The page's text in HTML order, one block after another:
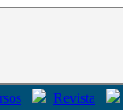
Revista